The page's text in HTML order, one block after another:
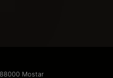
Mostar